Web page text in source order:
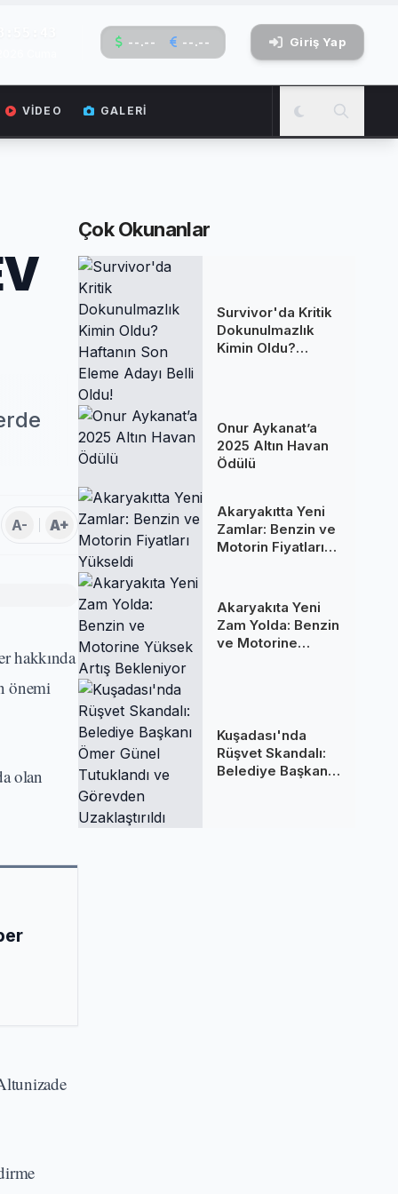
--.-- --.-- Giriş Yap
VIDEO GALERI
A- A+
hakkında
önemi
olan
Çok Okunanlar
Survivor'da Kritik
Dokunulmazlık
Kimin Oldu?
Onur Aykanat’a
2025 Altın Havan
Ödülü
Akaryakıtta Yeni
Zamlar: Benzin ve
Motorin Fiyatları
Akaryakıta Yeni
Zam Yolda: Benzin
ve Motorine
Kuşadası'nda
Rüşvet Skandalı:
Belediye Başkanı